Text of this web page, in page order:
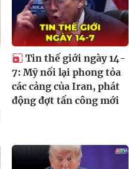
Tin thế giới ngày 14-
7: Mỹ nối lại phong tỏa
các cảng của Iran, phát
động đợt tấn công mới